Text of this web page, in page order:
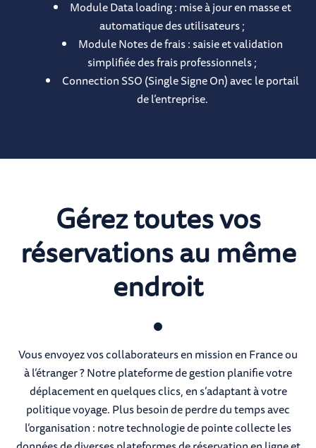
Module Data loading : mise à jour en masse et
automatique des utilisateurs ;
Module Notes de frais : saisie et validation
simplifiée des frais professionnels ;
Connection SSO (Single Signe On) avec le portail
de l’entreprise.
Gérez toutes vos
réservations au même
endroit
Vous envoyez vos collaborateurs en mission en France ou
à l’étranger ? Notre plateforme de gestion planifie votre
déplacement en quelques clics, en s’adaptant à votre
politique voyage. Plus besoin de perdre du temps avec
l’organisation : notre technologie de pointe collecte les